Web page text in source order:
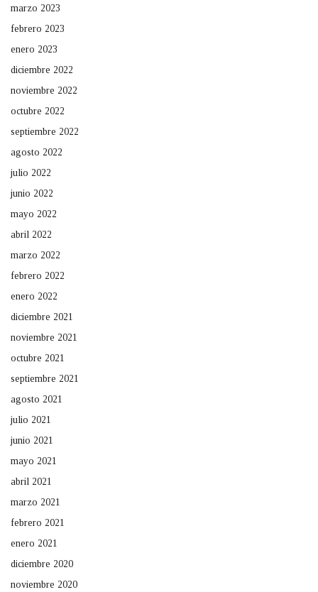
marzo 2023
febrero 2023
enero 2023
diciembre 2022
noviembre 2022
octubre 2022
septiembre 2022
agosto 2022
julio 2022
junio 2022
mayo 2022
abril 2022
marzo 2022
febrero 2022
enero 2022
diciembre 2021
noviembre 2021
octubre 2021
septiembre 2021
agosto 2021
julio 2021
junio 2021
mayo 2021
abril 2021
marzo 2021
febrero 2021
enero 2021
diciembre 2020
noviembre 2020